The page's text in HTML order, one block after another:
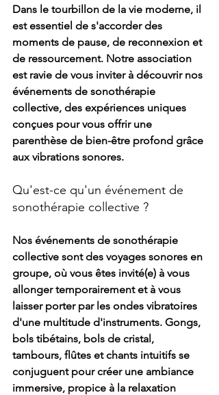
Dans le tourbillon de la vie moderne, il
est essentiel de s'accorder des
moments de pause, de reconnexion et
de ressourcement. Notre association
est ravie de vous inviter à découvrir nos
événements de sonothérapie
collective, des expériences uniques
conçues pour vous offrir une
parenthèse de bien-être profond grâce
aux vibrations sonores.
Qu'est-ce qu'un événement de
sonothérapie collective ?
Nos événements de sonothérapie
collective sont des voyages sonores en
groupe, où vous êtes invité(e) à vous
allonger temporairement et à vous
laisser porter par les ondes vibratoires
d'une multitude d'instruments. Gongs,
bols tibétains, bols de cristal,
tambours, flûtes et chants intuitifs se
conjuguent pour créer une ambiance
immersive, propice à la relaxation